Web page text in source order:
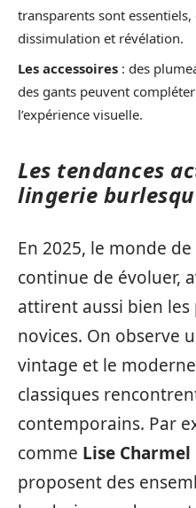
transparents sont
dissimulation et révélation.
Les accessoires : des
des gants peuvent
l’expérience visuelle.
Les tendances
lingerie
En 2025, le monde
continue de évoluer,
attirent aussi bien
novices. On observe
vintage et le
classiques
contemporains. Par
comme Lise Charmel
proposent des